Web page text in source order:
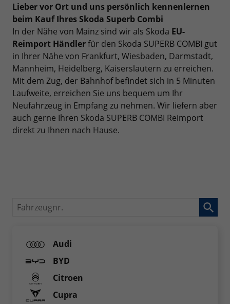
Lieber vor Ort und uns persönlich kennenlernen
beim Kauf Ihres Skoda Superb Combi
In der Nähe von Mainz sind wir als Skoda EU-
Reimport Händlerfür den Skoda SUPERB COMBI gut
in Ihrer Nähe von Frankfurt, Wiesbaden, Darmstadt,
Mannheim, Heidelberg, Kaiserslautern zu erreichen.
Mit dem Zug, der Bahnhof befindet sich in 5 Minuten
Laufweite, erreichen Sie uns bequem um Ihr
Neufahrzeug in Empfang zu nehmen. Wir liefern aber
auch gerne Ihren Skoda SUPERB COMBI Reimport
direkt zu Ihnen nach Hause.
Fahrzeugnr.
Audi
BYD
Citroen
Cupra